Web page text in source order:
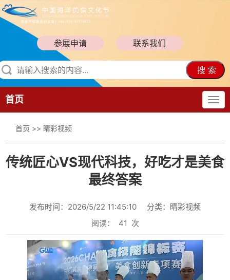
参展申请 联系我们
搜 索
首页
首页 >> 睛彩视频
传统匠心VS现代科技，好吃才是美食
最终答案
发布时间：2026/5/22 11:45:10
分类：睛彩视频
阅读：
41 次